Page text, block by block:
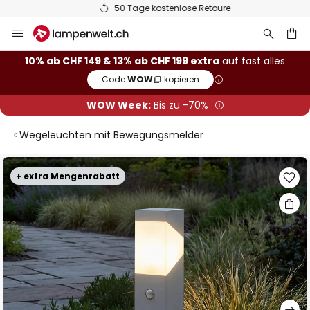
50 Tage kostenlose Retoure
Inhalt
springen
10% ab CHF 149 & 13% ab CHF 199 extra auf fast alles
Code:WOW kopieren
WOW Week:Bis zu -70%
Wegeleuchten mit Bewegungsmelder
+ extra Mengenrabatt
Zum
Ende
der
Bildgalerie
springen